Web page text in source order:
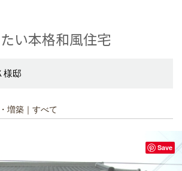
い本格和風住宅
様邸
増築｜すべて
Save